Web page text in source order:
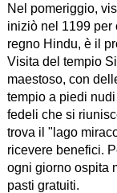
Nel pomeriggio,
iniziò nel 1199 per
regno Hindu, è il
Visita del tempio
maestoso, con
tempio a piedi
fedeli che si
trova il "lago
ricevere benefici.
ogni giorno ospita
pasti gratuiti.